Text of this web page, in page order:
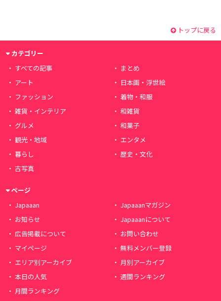
トップに戻る
カテゴリー
すべての記事
まとめ
アート
日本画・浮世絵
ファッション
着物・和服
雑貨・インテリア
和雑貨
グルメ
和菓子
観光・地域
エンタメ
暮らし
歴史・文化
古写真
ページ
Japaaan
Japaaanマガジン
お知らせ
Japaaanについて
広告掲載について
お問い合わせ
マイページ
無料メンバー登録
エリア別アーカイブ
月別アーカイブ
本日の人気
週間ランキング
月間ランキング